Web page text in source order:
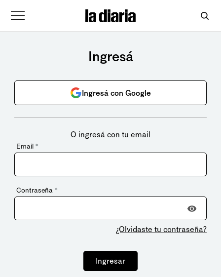
Ingresá
Ingresá con Google
O ingresá con tu email
Email *
Contraseña *
¿Olvidaste tu contraseña?
Ingresar